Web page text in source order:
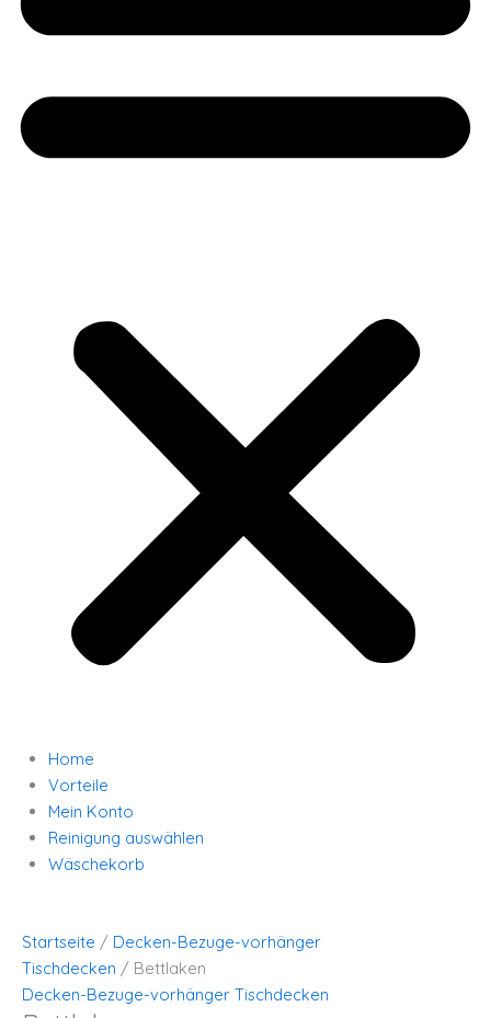
Home
Vorteile
Mein Konto
Reinigung auswählen
Wäschekorb
Startseite / Decken-Bezuge-vorhänger
Tischdecken / Bettlaken
Decken-Bezuge-vorhänger Tischdecken